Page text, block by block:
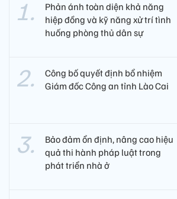
Phản ánh toàn diện khả năng
hiệp đồng và kỹ năng xử trí tình
huống phòng thủ dân sự
Công bố quyết định bổ nhiệm
Giám đốc Công an tỉnh Lào Cai
Bảo đảm ổn định, nâng cao hiệu
quả thi hành pháp luật trong
phát triển nhà ở